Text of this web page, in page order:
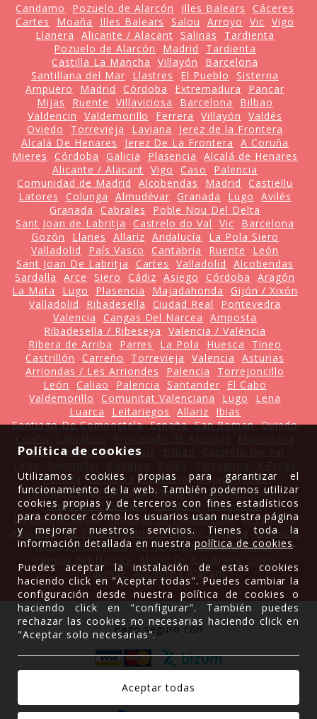
Candamo Pozuelo de Alarcón Illes Balears
Cáceres
Cartes
Moaña Illes Balears Salou Arroyo Vic Vigo
Llanera
Alicante / Alacant Salinas
Tardienta
Pozuelo de Alarcón
Madrid
Tardienta
Castilla La Mancha
Villayón
Barcelona
Santillana del Mar
Llastres El Pueblo
Sisterna
Ampuero
Madrid Córdoba Extremadura
Pancar
Mijas
Ruente Villaviciosa Barcelona
Bilbao
Valdencin
Valdemorillo Ferrera Villayón
Valdés
Oviedo
Torrevieja Laviana
Jerez de la Frontera
Alcalá De Henares
Jerez De La Frontera
A Coruña
Mieres
Córdoba Galicia Plasencia
Alcalá de Henares
Alicante / Alacant
Vigo Caso
Palencia
Comunidad de Madrid
Alcobendas Madrid
Castiellu
Latores
Colunga Almudévar Granada Lugo
Avilés
Granada
Cabrales
Poble Nou Del Delta
Sant Joan de Labritja
Castrelo do Val Vic
Barcelona
Gozón
Llanes Allariz Andalucía
La Pola Siero
Valladolid
País Vasco Cantabria Ruente
León
Sant Joan De Labritja
Cartes Valladolid
Alcobendas
Sardalla
Arce Siero Cádiz Asiego Córdoba
Aragón
La Mata
Lugo Plasencia Majadahonda
Gijón / Xixón
Valladolid
Ribadesella Ciudad Real
Pontevedra
Valencia
Cangas Del Narcea
Amposta
Ribadesella / Ribeseya
Valencia / València
Ribera de Arriba
Parres La Pola Huesca
Tineo
Castrillón
Carreño Torrevieja Valencia
Asturias
Arriondas / Les Arriondes
Palencia
Torrejoncillo
León
Caliao Palencia Santander
El Cabo
Valdemorillo
Comunitat Valenciana Lugo
Lena
Luarca
Leitariegos Allariz
Ibias
Santiago De Compostela España San Roman Oviedo
Salou Ortiguera Bizkaia
Posada
Castuera Castuera
Majadahonda
Castilla y León
Málaga Piélagos
Gueñu / Bueño
Moral de Calatrava Cataluña Almudévar
La Cala de Mijas Santiago de Compostela El Crucero
Ampuero La Pola Llaviana / Pola De Laviana
Granada
Mieres Del Camin
La Revuelta'l Coche Tineo
Ourense
Alicante / Alacant
Pago seguro con
Gracias a
Política de cookies
Utilizamos cookies propias para garantizar el
funcionamiento de la web. También podemos utilizar
cookies propias y de terceros con fines estadísticos
para conocer cómo los usuarios usan nuestra página
y mejorar nuestros servicios. Tienes toda la
información detallada en nuestrapolítica de cookies.
Puedes aceptar la instalación de estas cookies
haciendo click en "Aceptar todas". Puedes cambiar la
configuración desde nuestra política de cookies o
haciendo click en "configurar". También puedes
rechazar las cookies no necesarias haciendo click en
"Aceptar solo necesarias".